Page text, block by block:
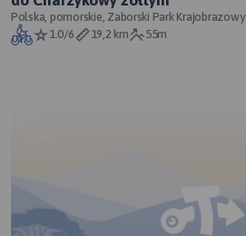
Polska, pomorskie, Zaborski Park Krajobrazowy
1.0/6
19,2 km 55m